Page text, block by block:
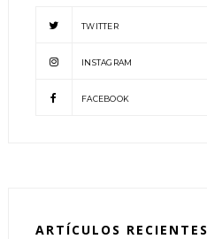
TWITTER
INSTAGRAM
FACEBOOK
ARTÍCULOS RECIENTES